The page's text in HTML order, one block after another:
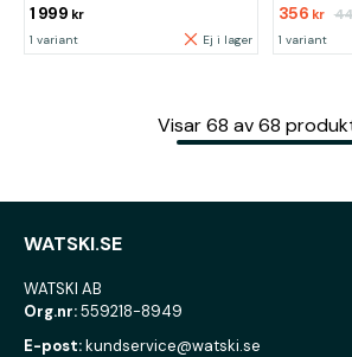
1 999 kr
1 variant Ej i lager
356 kr
1 variant
Visar 68 av 68
WATSKI.SE
WATSKI AB
Org.nr:559218-8949
E-post:kundservice@watski.se